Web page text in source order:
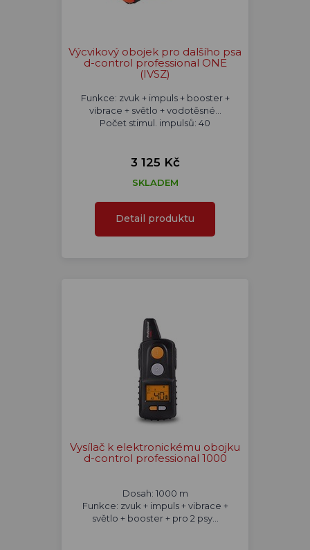
Výcvikový obojek pro dalšího psa
d-control professional ONE
(IVSZ)
Funkce: zvuk + impuls + booster +
vibrace + světlo + vodotěsné...
Počet stimul. impulsů: 40
3 125 Kč
SKLADEM
Detail produktu
Vysílač k elektronickému obojku
d-control professional 1000
Dosah: 1000 m
Funkce: zvuk + impuls + vibrace +
světlo + booster + pro 2 psy...